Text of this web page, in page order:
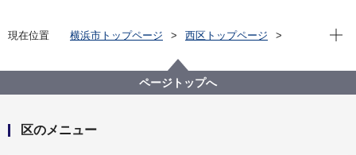
現在位置 横浜市トップページ
西区トップページ
現在
ページトップへ
区のメニュー